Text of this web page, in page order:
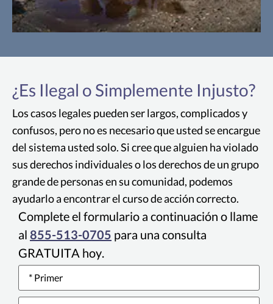
un residuo con propiedades que lo hacen peligroso o
capaz de tener un efecto nocivo para la salud
humana o el medio ambiente. Los desechos
peligrosos se generan a partir de muchas fuentes,
desde desechos de procesos de fabricación
industrial hasta baterías.
¿Es Ilegal o Simplemente Injusto?
Los casos legales pueden ser largos, complicados y
confusos, pero no es necesario que usted se encargue
del sistema usted solo. Si cree que alguien ha violado
sus derechos individuales o los derechos de un grupo
grande de personas en su comunidad, podemos
ayudarlo a encontrar el curso de acción correcto.
Complete el formulario a continuación o llame
al 855-513-0705 para una consulta
GRATUITA hoy.
Nombre*